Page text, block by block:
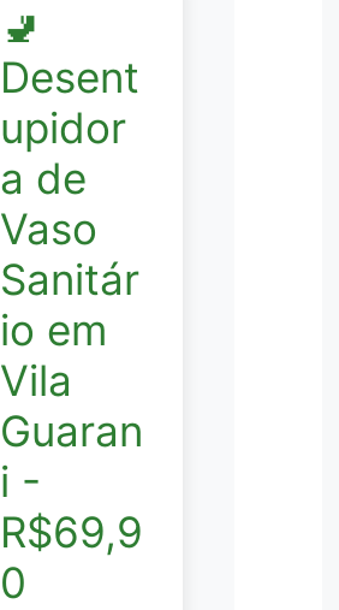
🚽
Desent
upidor
a de
Vaso
Sanitár
io em
Vila
Guaran
i -
R$69,9
0